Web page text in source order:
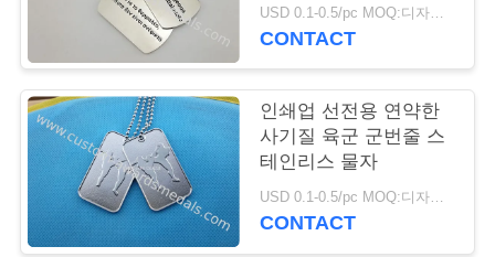
주
세
요
뉴
USD 0.1-0.5/pc MOQ:디자인 당 100 PC
CONTACT
인쇄업 선전용 연약한
사기질 육군 군번줄 스
테인리스 물자
USD 0.1-0.5/pc MOQ:디자인 당 100 PC
CONTACT